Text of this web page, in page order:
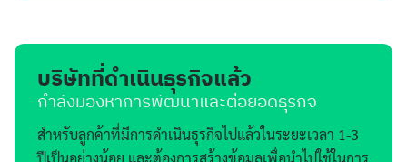
บริษัทที่ดำเนินธุรกิจแล้ว
กำลังมองหาการพัฒนาและต่อยอดธุรกิจ
สำหรับลูกค้าที่มีการดำเนินธุรกิจไปแล้วในระยะเวลา 1-3
ปีเป็นอย่างน้อย และต้องการสร้างข้อมูลเพื่อนำไปใช้ในการ